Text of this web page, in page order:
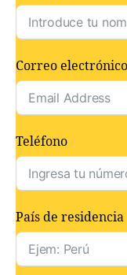
Correo electrónico
Teléfono
País de residencia